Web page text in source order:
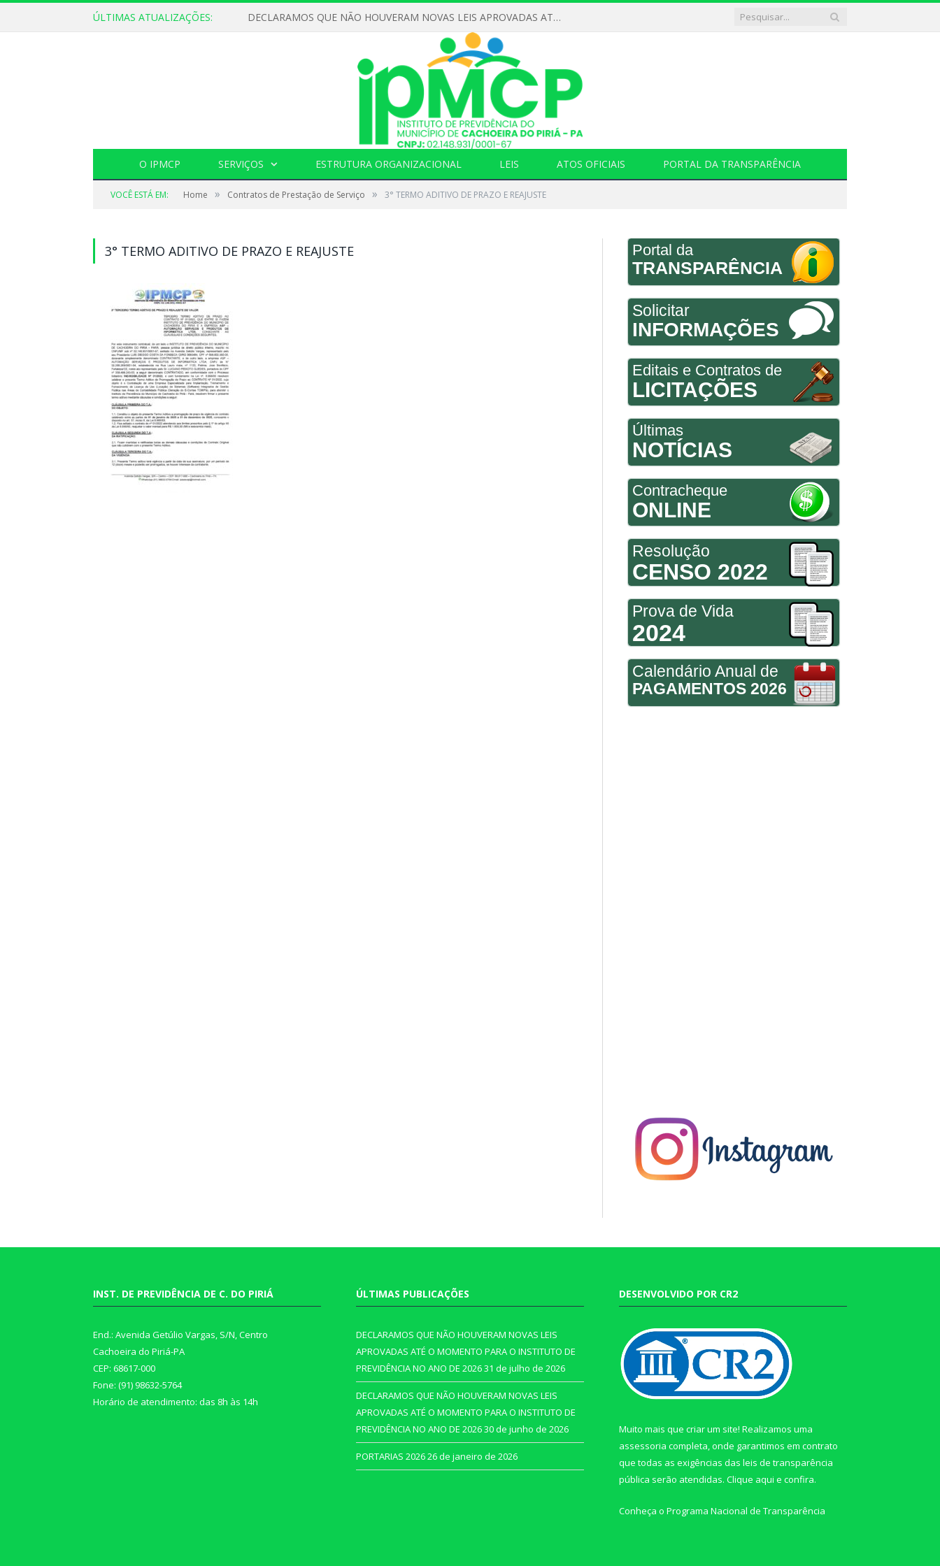
ÚLTIMAS ATUALIZAÇÕES: DECLARAMOS QUE NÃO HOUVERAM NOVAS LEIS APROVADAS ATÉ O MOMENTO PARA O INSTITUTO DE PREVIDÊNCIA NO ANO DE 2026
O IPMCP SERVIÇOS ESTRUTURA ORGANIZACIONAL LEIS ATOS OFICIAIS PORTAL DA TRANSPARÊNCIA
VOCÊ ESTÁ EM: Home » Contratos de Prestação de Serviço » 3° TERMO ADITIVO DE PRAZO E REAJUSTE
3° TERMO ADITIVO DE PRAZO E REAJUSTE Portal da
TRANSPARÊNCIA
Solicitar
INFORMAÇÕES
Editais e Contratos de
LICITAÇÕES
Últimas
NOTÍCIAS
Contracheque
ONLINE
Resolução
CENSO 2022
Prova de Vida
2024
Calendário Anual de
PAGAMENTOS 2026
INST. DE PREVIDÊNCIA DE C. DO PIRIÁ
End.: Avenida Getúlio Vargas, S/N, Centro
Cachoeira do Piriá-PA
CEP: 68617-000
Fone: (91) 98632-5764
Horário de atendimento: das 8h às 14h
ÚLTIMAS PUBLICAÇÕES
DECLARAMOS QUE NÃO HOUVERAM NOVAS LEIS
APROVADAS ATÉ O MOMENTO PARA O INSTITUTO DE
PREVIDÊNCIA NO ANO DE 202631 de julho de 2026
DECLARAMOS QUE NÃO HOUVERAM NOVAS LEIS
APROVADAS ATÉ O MOMENTO PARA O INSTITUTO DE
PREVIDÊNCIA NO ANO DE 202630 de junho de 2026
PORTARIAS 202626 de janeiro de 2026
DESENVOLVIDO POR CR2
Muito mais que criar um site! Realizamos uma
assessoria completa, onde garantimos em contrato
que todas as exigências das leis de transparência
pública serão atendidas. Clique aqui e confira.
Conheça o Programa Nacional de Transparência